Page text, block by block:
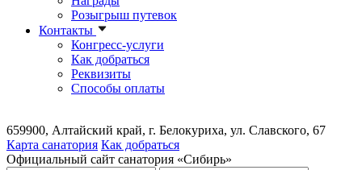
Розыгрыш путевок
Контакты
Конгресс-услуги
Как добраться
Реквизиты
Способы оплаты
659900, Алтайский край, г. Белокуриха, ул. Славского, 67
Карта санатория Как добраться
Официальный сайт санатория «Сибирь»